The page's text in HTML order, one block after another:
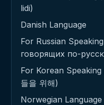
lidi)
Danish Language
For Russian
говорящих по-
For Korean Speaking
들을 위해)
Norwegian Language